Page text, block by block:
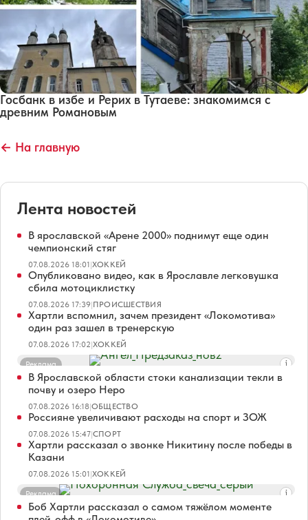
Госбанк в избе и Рерих в Тутаеве: знакомимся с
древним Романовым
← На главную
Лента новостей
В ярославской «Арене 2000» поднимут еще один
чемпионский стяг
07.08.2026 18:01|ХОККЕЙ
Опубликовано видео, как в Ярославле легковушка
сбила мотоциклистку
07.08.2026 17:39|ПРОИСШЕСТВИЯ
Хартли вспомнил, зачем президент «Локомотива»
один раз зашел в тренерскую
07.08.2026 17:02|ХОККЕЙ
Реклама
В Ярославской области стоки канализации текли в
почву и озеро Неро
07.08.2026 16:18|ОБЩЕСТВО
Россияне увеличивают расходы на спорт и ЗОЖ
07.08.2026 15:47|СПОРТ
Хартли рассказал о звонке Никитину после победы в
Казани
07.08.2026 15:01|ХОККЕЙ
Реклама
Боб Хартли рассказал о самом тяжёлом моменте